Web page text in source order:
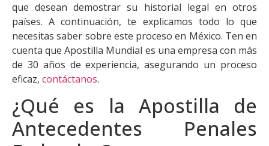
que desean demostrar su historial legal en otros
países. A continuación, te explicamos todo lo que
necesitas saber sobre este proceso en México. Ten en
cuenta que Apostilla Mundial es una empresa con más
de 30 años de experiencia, asegurando un proceso
eficaz, contáctanos.
¿Qué es la Apostilla de
Antecedentes Penales